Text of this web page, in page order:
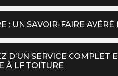
: UN SAVOIR-FAIRE
D’UN SERVICE COMPLET
À LF TOITURE